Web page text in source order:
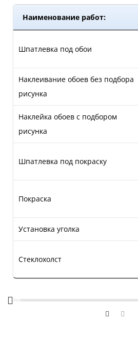
Наименование работ:
Шпатлевка под обои
Наклеивание обоев без подбора
рисунка
Наклейка обоев с подбором
рисунка
Шпатлевка под покраску
Покраска
Установка уголка
Стеклохолст